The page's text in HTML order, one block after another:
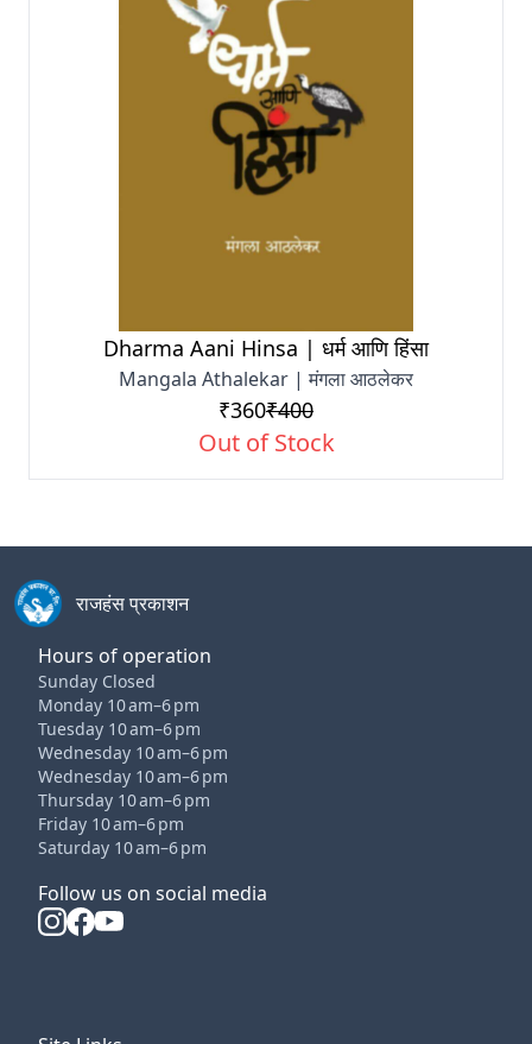
Dharma Aani Hinsa | धर्म आणि हिंसा
Mangala Athalekar | मंगला आठलेकर
₹360₹400
Out of Stock
राजहंस प्रकाशन
Hours of operation
Sunday Closed
Monday 10 am–6 pm
Tuesday 10 am–6 pm
Wednesday 10 am–6 pm
Wednesday 10 am–6 pm
Thursday 10 am–6 pm
Friday 10 am–6 pm
Saturday 10 am–6 pm
Follow us on social media